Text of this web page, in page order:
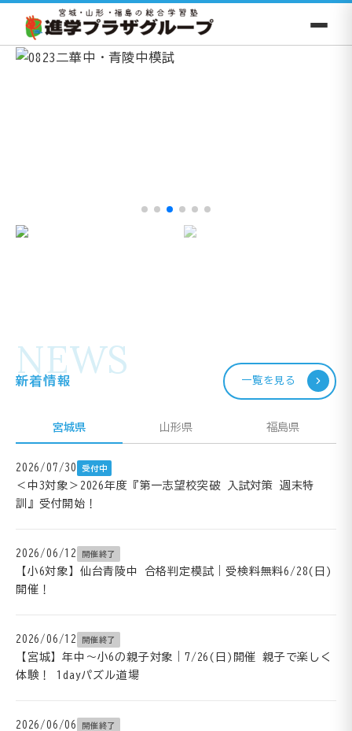
NEWS
新着情報 一覧を見る
宮城県 山形県 福島県
2026/07/30 受付中
＜中3対象＞2026年度『第一志望校突破 入試対策 週末特
訓』受付開始！
2026/06/12 開催終了
【小6対象】仙台青陵中 合格判定模試｜受検料無料6/28(日)
開催！
2026/06/12 開催終了
【宮城】年中～小6の親子対象｜7/26(日)開催 親子で楽しく
体験！ 1dayパズル道場
2026/06/06 開催終了